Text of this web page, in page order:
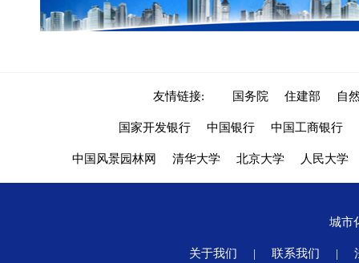
友情链接: 国务院 住建部 自
国家开发银行 中国银行 中国工商银行
中国风景园林网 清华大学 北京大学 人民大学
城市
关于我们 | 联系我们 |